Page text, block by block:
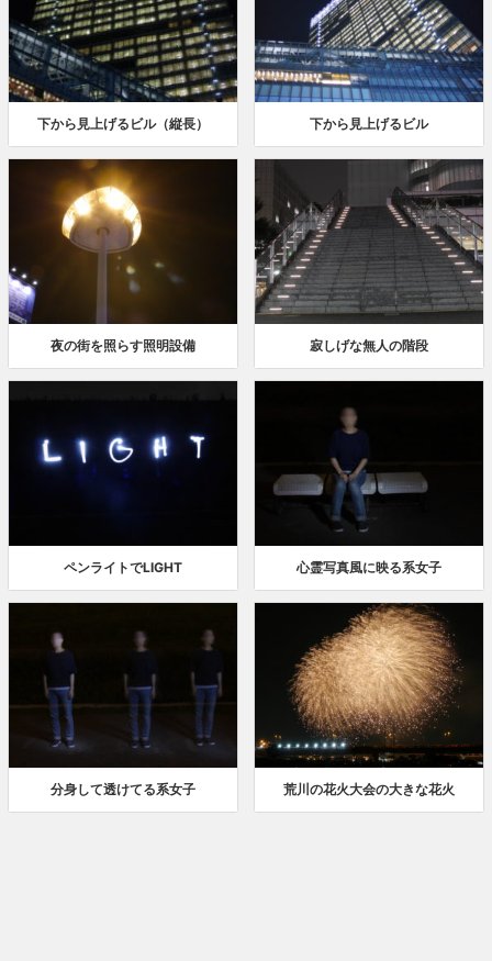
下から見上げるビル（縦長） 下から見上げるビル
夜の街を照らす照明設備 寂しげな無人の階段
ペンライトでLIGHT 心霊写真風に映る系女子
分身して透けてる系女子 荒川の花火大会の大きな花火